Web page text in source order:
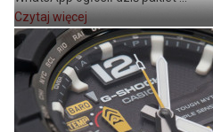
Czytaj więcej